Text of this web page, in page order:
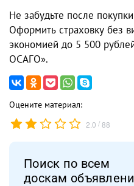
Не забудьте после
Оформить страховку без
экономией до 5 500
ОСАГО».
Оцените материал:
2.0 /88
Поиск по всем
доскам